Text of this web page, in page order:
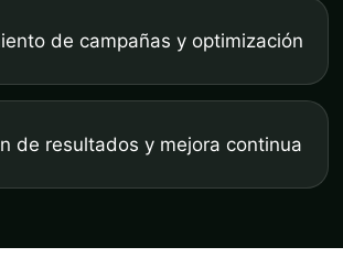
de campañas y optimización
de resultados y mejora continua